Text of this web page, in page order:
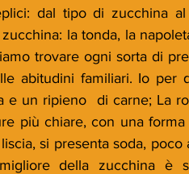
dal tipo di zucchina
la tonda, la
trovare ogni sorta di
abitudini familiari. Io per
e un ripieno  di carne; La
più chiare, con una
si presenta soda, poco
della zucchina è